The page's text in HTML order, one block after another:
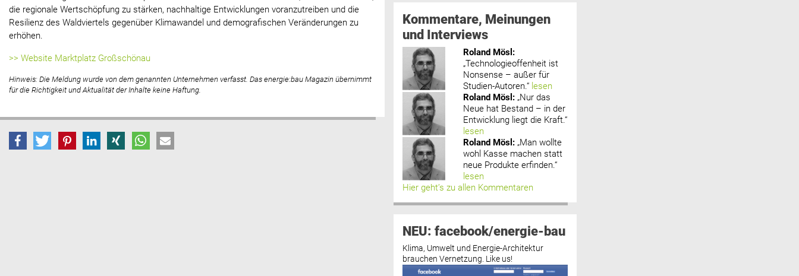
die regionale Wertschöpfung zu stärken, nachhaltige Entwicklungen voranzutreiben und die
Resilienz des Waldviertels gegenüber Klimawandel und demografischen Veränderungen zu
erhöhen.
>> Website Marktplatz Großschönau
Hinweis: Die Meldung wurde von dem genannten Unternehmen verfasst. Das energie:bau Magazin übernimmt
für die Richtigkeit und Aktualität der Inhalte keine Haftung.
Kommentare, Meinungen
und Interviews
Roland Mösl :
„Technologieoffenheit ist
Nonsense – außer für
Studien-Autoren.“ lesen
Roland Mösl : „Nur das
Neue hat Bestand – in der
Entwicklung liegt die Kraft.“
lesen
Roland Mösl : „Man wollte
wohl Kasse machen statt
neue Produkte erfinden.“
lesen
Hier geht’s zu allen Kommentaren
NEU: facebook/energie-bau
Klima, Umwelt und Energie-Architektur
brauchen Vernetzung. Like us!